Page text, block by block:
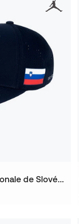
Casquette Équipe nationale de Slovénie 2024